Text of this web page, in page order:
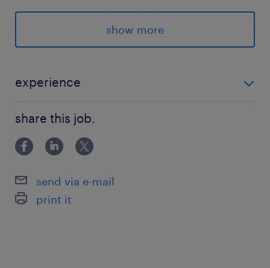
▶登録には来社不要の登録面談OK
▶登録後はLINEが利用出来て便利です
派遣先の特徴
海3生協がすすめる
食の安全を第一とした、 ふだんのくらしに役立
つための 事業を展開しています。
最寄駅
三岐鉄道北勢線／在良駅（車9分）
show more
experience
OK ・ブランクOK
share this job.
send via e-mail
print it